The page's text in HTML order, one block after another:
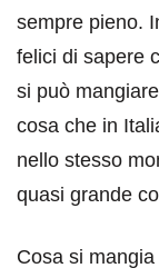
sempre pieno.
felici di sapere
si può
cosa che in
nello stesso
quasi grande
Cosa si